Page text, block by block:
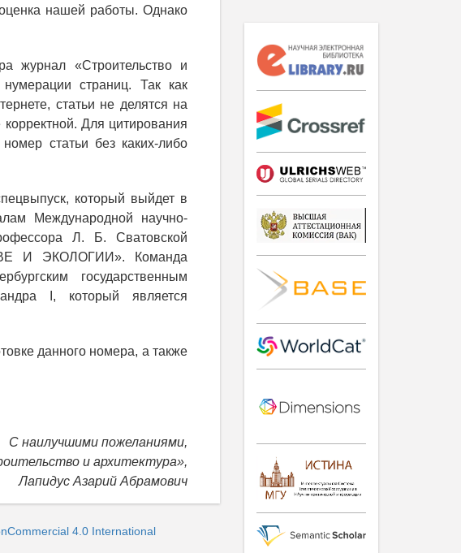
нашей работы. Однако
журнал «Строительство и
страниц. Так как
статьи не делятся на
Для цитирования
статьи без каких-либо
который выйдет в
Международной научно-
Л. Б. Сватовской
И ЭКОЛОГИИ». Команда
государственным
I, который является
данного номера, а также
С наилучшими пожеланиями,
и архитектура»,
Лапидус Азарий Абрамович
4.0 International